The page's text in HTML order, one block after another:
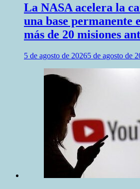
La NASA acelera la
una base permanente
más de 20 misiones
5 de agosto de 20265 de agosto de